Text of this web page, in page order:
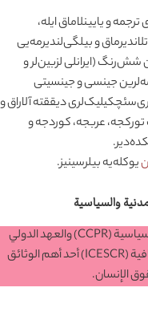
و یایینلاماق ایله،
و بیلگی‌لندیرمه‌یی
شش‌رنگ (ایرانلی لزبین‌لر و
جینسی و جینسیتی
دیققته آلاراق و
تورکجه، عربجه، کوردجه و
یوکله‌یه بیلرسینیز.
والسياسية
يعد العهد الدولي الخاص بالحقوق المدنية والسياسية (CCPR) والعهد الدولي
الخاص بالحقوق الاقتصادية والاجتماعية والثقافية (ICESCR) أحد أهم الوثائق
الإنسان.